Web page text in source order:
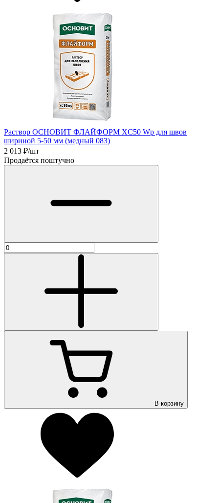
Раствор ОСНОВИТ ФЛАЙФОРМ XC50 Wp для швов
шириной 5-50 мм (медный 083)
2 013 ₽/шт
Продаётся поштучно
В корзину